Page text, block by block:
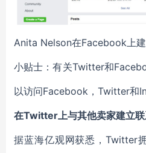
Anita Nelson在Facebook上建
小贴士：有关Twitter和
以访问Facebook，Twitter和
在Twitter上与其他卖家建立
据蓝海亿观网获悉，Twitter